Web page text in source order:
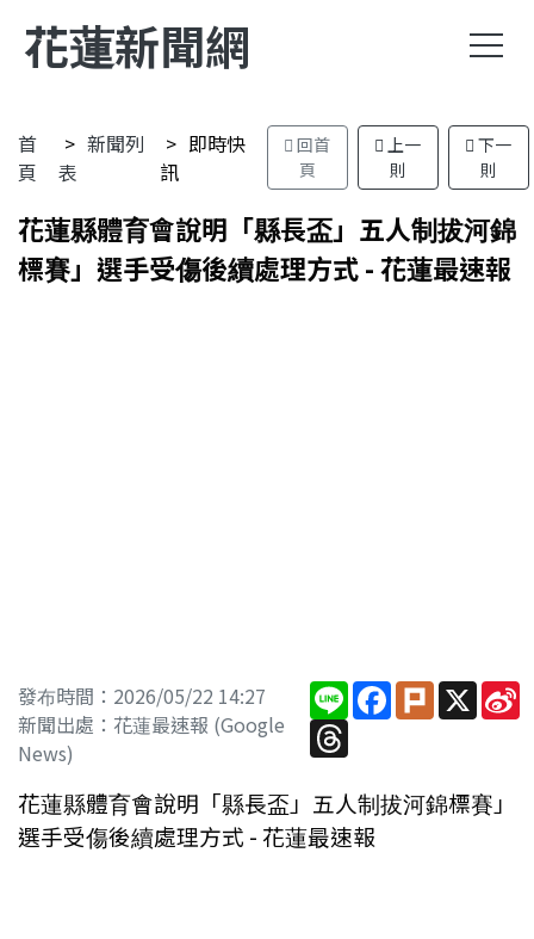
花蓮新聞網
首
頁
新聞列
表
即時快
訊
回首
頁
上一
則
下一
則
花蓮縣體育會說明「縣長盃」五人制拔河錦
標賽」選手受傷後續處理方式 - 花蓮最速報
發布時間：2026/05/22 14:27
新聞出處：花蓮最速報 (Google
News)
LineFacebook
PlurkX
Threads
花蓮縣體育會說明「縣長盃」五人制拔河錦標賽」
選手受傷後續處理方式 - 花蓮最速報